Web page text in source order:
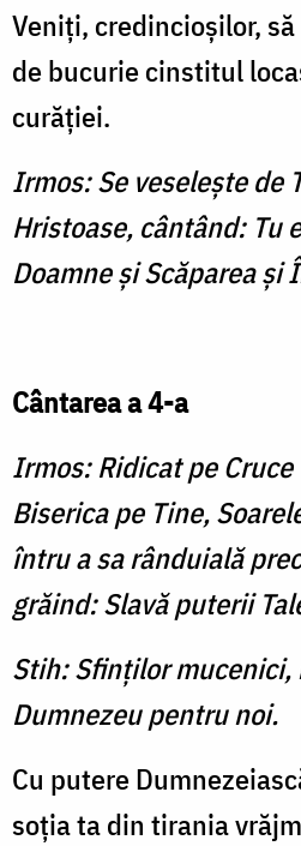
Veniţi, credincioşilor,
de bucurie cinstitul
curăţiei.
Irmos: Se veseleşte de
Hristoase, cântând: Tu
Doamne şi Scăparea şi
Cântarea a 4-a
Irmos: Ridicat pe
Biserica pe Tine,
întru a sa rânduială
grăind: Slavă puterii
Stih: Sfinţilor
Dumnezeu pentru noi.
Cu putere
soţia ta din tirania